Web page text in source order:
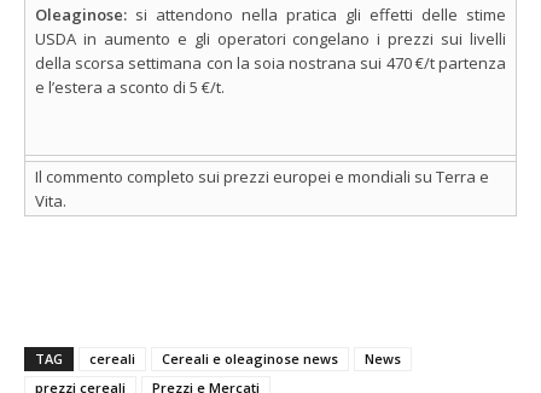
Oleaginose: si attendono nella pratica gli effetti delle stime
USDA in aumento e gli operatori congelano i prezzi sui livelli
della scorsa settimana con la soia nostrana sui 470 €/t partenza
e l’estera a sconto di 5 €/t.
Il commento completo sui prezzi europei e mondiali su Terra e
Vita.
TAG cereali Cereali e oleaginose news
News
prezzi cereali
Prezzi e Mercati